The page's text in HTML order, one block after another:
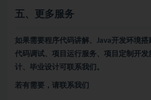
五、更多服务
如果需要程序代码讲解、Java开发环境搭
代码调试、项目运行服务、项目定制开发
计、毕业设计可联系我们。
若有需要，请联系我们